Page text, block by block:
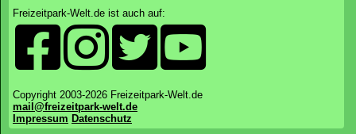
Freizeitpark-Welt.de ist auch auf:
Copyright 2003-2026 Freizeitpark-Welt.de
mail@freizeitpark-welt.de
Impressum Datenschutz